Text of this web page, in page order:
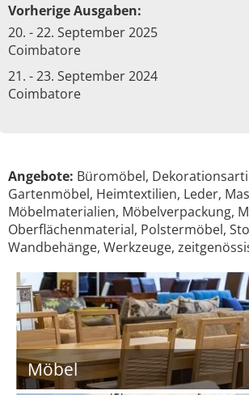
Vorherige Ausgaben:
20. - 22. September 2025
Coimbatore
21. - 23. September 2024
Coimbatore
Angebote: Büromöbel,
Gartenmöbel, Heimtextilien, Leder,
Möbelmaterialien, Möbelverpackung,
Oberflächenmaterial, Polstermöbel,
Wandbehänge, Werkzeuge,
Möbel